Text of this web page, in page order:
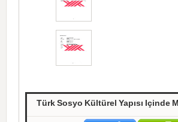
Türk Sosyo Kültürel Yapısı Içinde